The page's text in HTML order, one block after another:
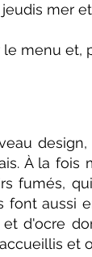
mer
menu et,
À la fois
fumés,
font aussi
d'ocre
et